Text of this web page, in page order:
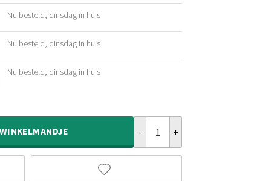
Nu besteld, dinsdag in huis
Nu besteld, dinsdag in huis
Nu besteld, dinsdag in huis
WINKELMANDJE